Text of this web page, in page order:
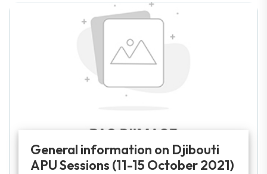
General information on Djibouti
APU Sessions (11-15 October 2021)